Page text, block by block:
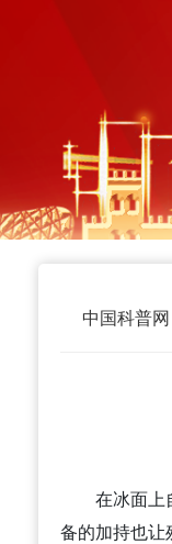
中国科普网
在冰面上
备的加持也让